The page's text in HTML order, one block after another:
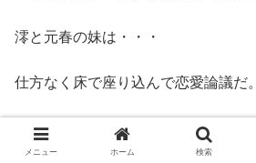
澪と元春の妹は・・・
仕方なく床で座り込んで恋愛論議だ。
メニュー ホーム 検索